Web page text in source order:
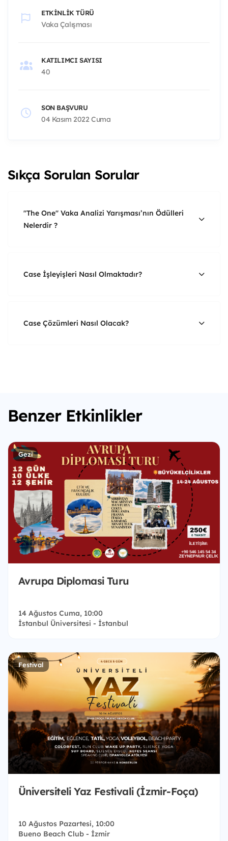
ETKINLIK TÜRÜ
Vaka Çalışması
KATILIMCI SAYISI
40
SON BAŞVURU
04 Kasım 2022 Cuma
Sıkça Sorulan Sorular
''The One'' Vaka Analizi Yarışması’nın Ödülleri
Nelerdir ?
Case İşleyişleri Nasıl Olmaktadır?
Case Çözümleri Nasıl Olacak?
Benzer Etkinlikler
Gezi
Avrupa Diplomasi Turu
14 Ağustos Cuma, 10:00
İstanbul Üniversitesi - İstanbul
Festival
Üniversiteli Yaz Festivali (İzmir-Foça)
10 Ağustos Pazartesi, 10:00
Bueno Beach Club - İzmir